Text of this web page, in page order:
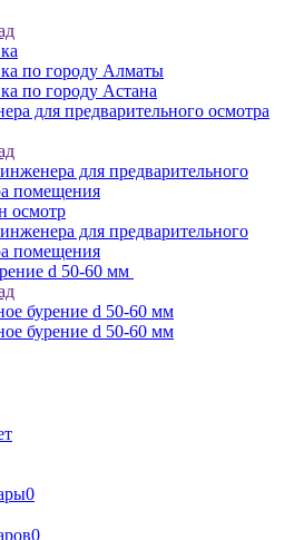
по городу Алматы
по городу Астана
для предварительного осмотра
для предварительного
помещения
осмотр
для предварительного
помещения
d 50-60 мм
бурение d 50-60 мм
бурение d 50-60 мм
0
0